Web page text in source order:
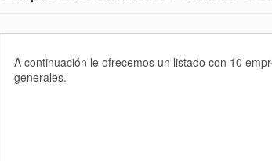
A continuación le ofrecemos un listado con 10
generales.